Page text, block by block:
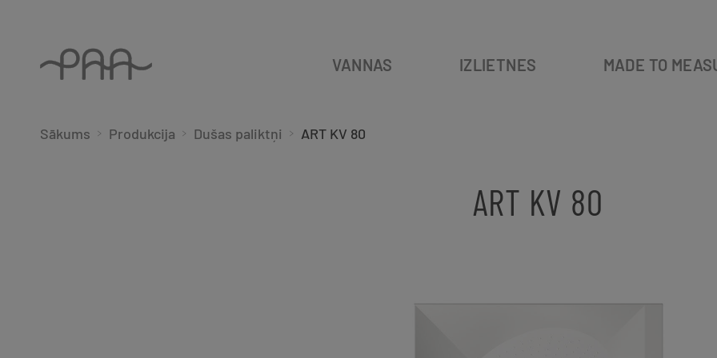
VANNAS IZLIETNES MADE TO
Sākums Produkcija Dušas paliktņi ART KV 80
ART KV 80